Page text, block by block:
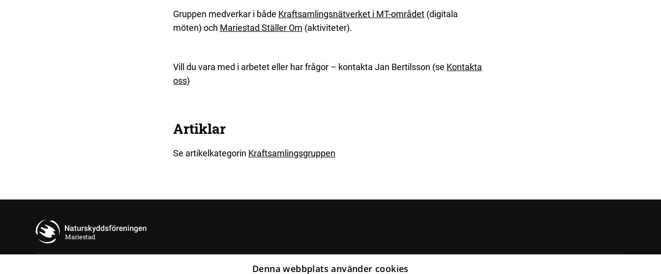
Gruppen medverkar i både Kraftsamlingsnätverket i MT-området (digitala
möten) och Mariestad Ställer Om (aktiviteter).
Vill du vara med i arbetet eller har frågor – kontakta Jan Bertilsson (se Kontakta
oss)
Artiklar
Se artikelkategorin Kraftsamlingsgruppen
Mariestad
Denna webbplats använder cookies